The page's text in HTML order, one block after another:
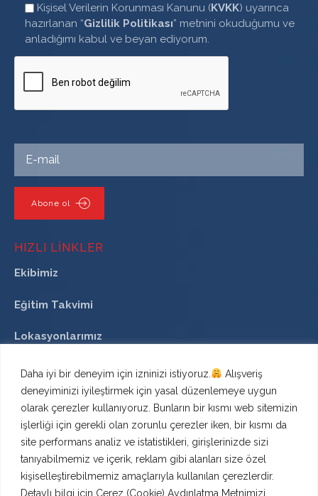
Daha iyi bir deneyim için izninizi istiyoruz.
Alışveriş
deneyiminizi iyileştirmek için yasal düzenlemeye uygun
olarak çerezler kullanıyoruz. Bunların bir kısmı web sitemizin
işlerliği için gerekli olan zorunlu çerezler iken, bir kısmı da
site performans analiz ve istatistikleri, girişlerinizde sizi
tanıyabilmemiz ve içerik, reklam gibi alanları size özel
kişiselleştirebilmemiz amaçlarıyla kullanılan çerezlerdir.
Detaylı bilgi için Çerez (Cookie) Aydınlatma Metnimizi
Kişisel Verilerin Korunması Kanunu (KVKK) uyarınca
hazırlanan “Gizlilik Politikası” metnini okuduğumu ve
anladığımı kabul ve beyan ediyorum.
Abone ol
HIZLI LINKLER
Ekibimiz
Eğitim Takvimi
Lokasyonlarımız
İLETİŞİM
Uygur İş Merkezi, Nisbetiye Mah, Gazi Güçnar Sk.
No:4, 34340
Beşiktaş/İstanbul/Türkiye
TELEFON